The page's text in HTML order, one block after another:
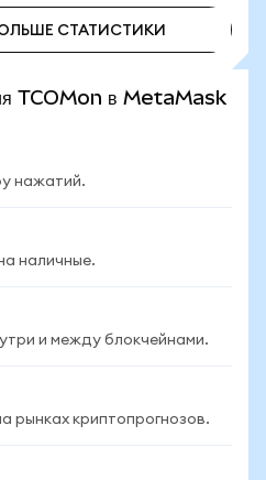
СТАТИСТИКИ
TCOMon в MetaMask
нажатий.
наличные.
и между блокчейнами.
рынках криптопрогнозов.